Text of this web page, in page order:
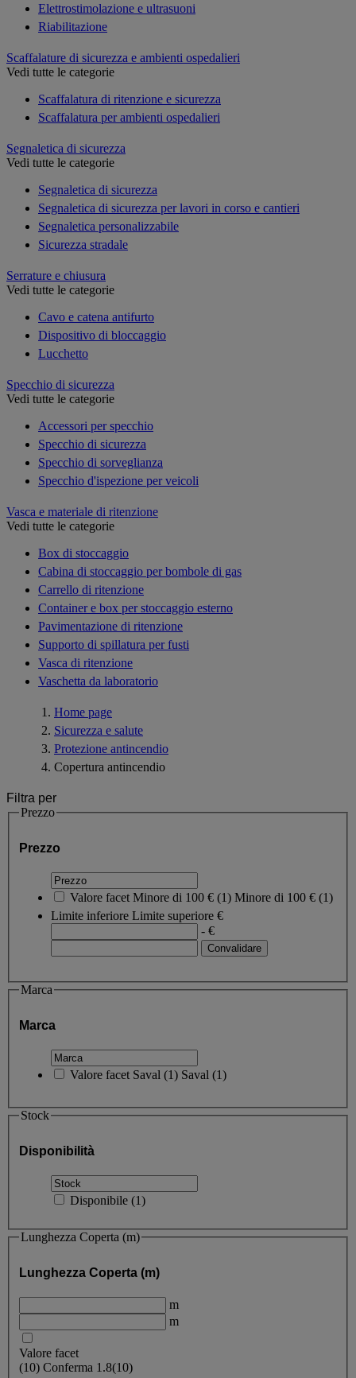
Elettrostimolazione e ultrasuoni
Riabilitazione
Scaffalature di sicurezza e ambienti ospedalieri
Vedi tutte le categorie
Scaffalatura di ritenzione e sicurezza
Scaffalatura per ambienti ospedalieri
Segnaletica di sicurezza
Vedi tutte le categorie
Segnaletica di sicurezza
Segnaletica di sicurezza per lavori in corso e cantieri
Segnaletica personalizzabile
Sicurezza stradale
Serrature e chiusura
Vedi tutte le categorie
Cavo e catena antifurto
Dispositivo di bloccaggio
Lucchetto
Specchio di sicurezza
Vedi tutte le categorie
Accessori per specchio
Specchio di sicurezza
Specchio di sorveglianza
Specchio d'ispezione per veicoli
Vasca e materiale di ritenzione
Vedi tutte le categorie
Box di stoccaggio
Cabina di stoccaggio per bombole di gas
Carrello di ritenzione
Container e box per stoccaggio esterno
Pavimentazione di ritenzione
Supporto di spillatura per fusti
Vasca di ritenzione
Vaschetta da laboratorio
Home page
Sicurezza e salute
Protezione antincendio
Copertura antincendio
Filtra per
Prezzo
Prezzo
Valore facet Minore di 100 € (1) Minore di 100 € (1)
Limite inferiore Limite superiore €
- €
Marca
Marca
Valore facet Saval (1) Saval (1)
Stock
Disponibilità
Disponibile (1)
Lunghezza Coperta (m)
Lunghezza Coperta (m)
m
m
Valore facet
(10) Conferma 1.8(10)